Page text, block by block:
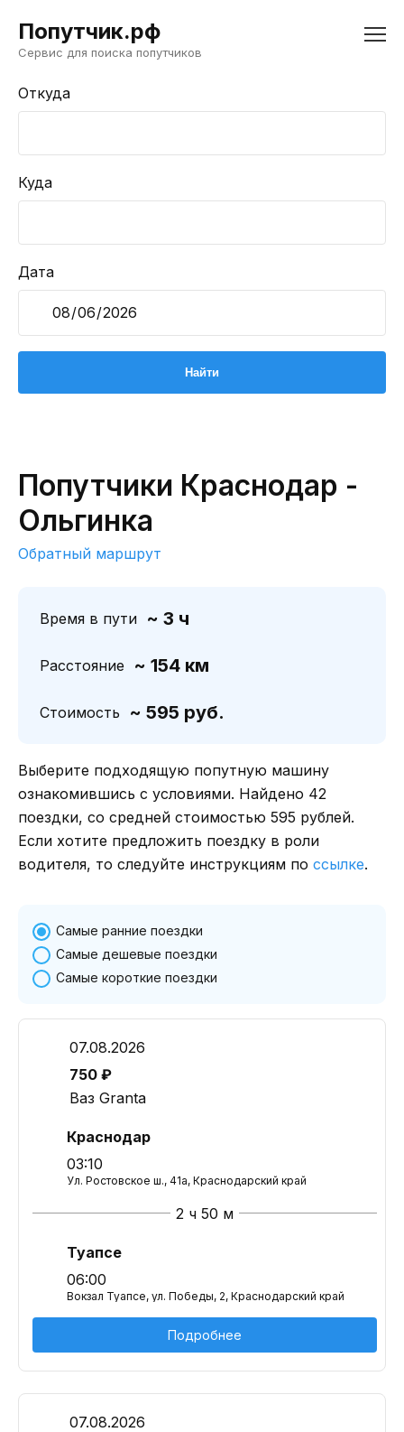
Попутчик.рф
Сервис для поиска попутчиков
Откуда
Куда
Дата
Попутчики Краснодар -
Ольгинка
Обратный маршрут
Время в пути ~ 3 ч
Расстояние ~ 154 км
Стоимость ~ 595 руб.
Выберите подходящую попутную машину
ознакомившись с условиями. Найдено 42
поездки, со средней стоимостью 595 рублей.
Если хотите предложить поездку в роли
водителя, то следуйте инструкциям по ссылке.
Самые ранние поездки
Самые дешевые поездки
Самые короткие поездки
07.08.2026
750 ₽
Ваз Granta
Краснодар
03:10
Ул. Ростовское ш., 41а, Краснодарский край
2 ч 50 м
Туапсе
06:00
Вокзал Туапсе, ул. Победы, 2, Краснодарский край
Подробнее
07.08.2026